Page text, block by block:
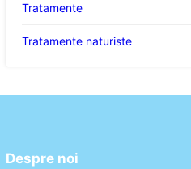
Tratamente
Tratamente naturiste
Despre noi